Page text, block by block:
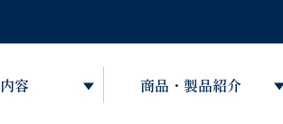
容 商品・製品紹介